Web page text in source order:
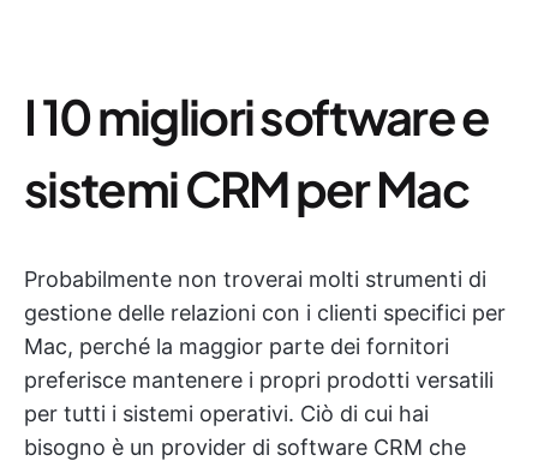
I 10 migliori software e
sistemi CRM per Mac
Probabilmente non troverai molti strumenti di
gestione delle relazioni con i clienti specifici per
Mac, perché la maggior parte dei fornitori
preferisce mantenere i propri prodotti versatili
per tutti i sistemi operativi. Ciò di cui hai
bisogno è un provider di software CRM che